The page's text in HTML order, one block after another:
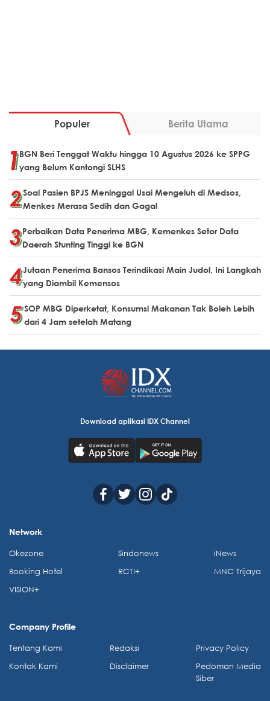
Populer Berita Utama
BGN Beri Tenggat Waktu hingga 10 Agustus 2026 ke SPPG
yang Belum Kantongi SLHS
Soal Pasien BPJS Meninggal Usai Mengeluh di Medsos,
Menkes Merasa Sedih dan Gagal
Perbaikan Data Penerima MBG, Kemenkes Setor Data
Daerah Stunting Tinggi ke BGN
Jutaan Penerima Bansos Terindikasi Main Judol, Ini Langkah
yang Diambil Kemensos
SOP MBG Diperketat, Konsumsi Makanan Tak Boleh Lebih
dari 4 Jam setelah Matang
Download aplikasi IDX Channel
Network
Okezone
Booking Hotel
VISION+
Sindonews
RCTI+
iNews
MNC Trijaya
Company Profile
Tentang Kami
Kontak Kami
Redaksi
Disclaimer
Privacy Policy
Pedoman Media
Siber